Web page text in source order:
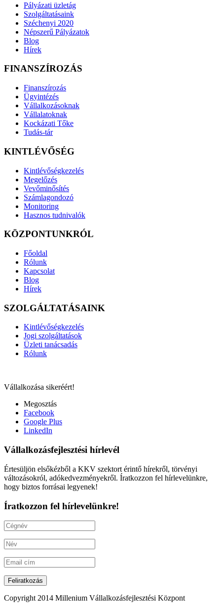
Pályázati üzletág
Szolgáltatásaink
Széchenyi 2020
Népszerű Pályázatok
Blog
Hírek
FINANSZÍROZÁS
Finanszírozás
Ügyintézés
Vállalkozásoknak
Vállalatoknak
Kockázati Tőke
Tudás-tár
KINTLÉVŐSÉG
Kintlévőségkezelés
Megelőzés
Vevőminősítés
Számlagondozó
Monitoring
Hasznos tudnivalók
KÖZPONTUNKRÓL
Főoldal
Rólunk
Kapcsolat
Blog
Hírek
SZOLGÁLTATÁSAINK
Kintlévőségkezelés
Jogi szolgáltatások
Üzleti tanácsadás
Rólunk
Vállalkozása sikeréért!
Megosztás
Facebook
Google Plus
LinkedIn
Vállalkozásfejlesztési hírlevél
Értesüljön elsőkézből a KKV szektort érintő hírekről, törvényi
változásokról, adókedvezményekről. Íratkozzon fel hírlevelünkre,
hogy biztos forrásai legyenek!
Íratkozzon fel hírlevelünkre!
Copyright 2014 Millenium Vállalkozásfejlesztési Központ